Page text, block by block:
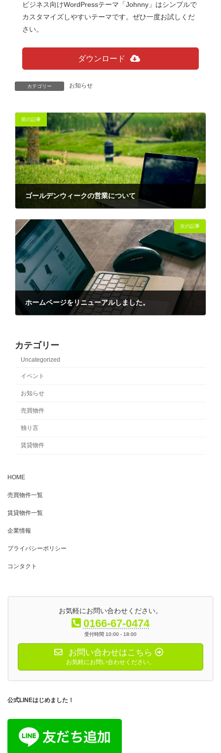
ビジネス向けWordPressテーマ「Johnny」はシンプルで
カスタマイズしやすいテーマです。ぜひ一度お試しくだ
さい。
ダウンロード
カテゴリー お知らせ
前の記事
ゴールデンウィークの営業について
次の記事
ホームページをリニューアルしました。
カテゴリー
Uncategorized
イベント
お知らせ
売買物件
独り言
賃貸物件
HOME
売買物件一覧
賃貸物件一覧
企業情報
プライバシーポリシー
コンタクト
お気軽にお問い合わせください。
0166-67-0474
受付時間 10:00 - 18:00
お問い合わせはこちら
お気軽にお問い合わせください。
公式LINEはじめました！